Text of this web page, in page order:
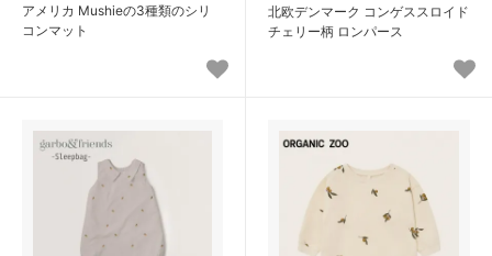
アメリカ Mushieの3種類のシリ
コンマット
北欧デンマーク コンゲススロイド
チェリー柄 ロンパース